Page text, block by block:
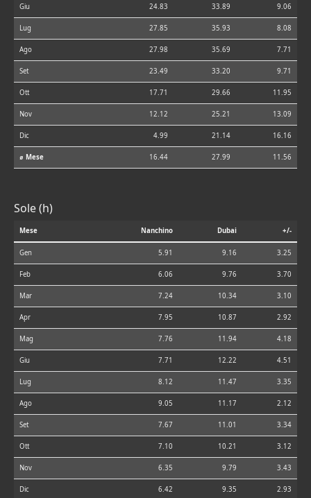
Giu 24.83 33.89 9.06
Lug 27.85 35.93 8.08
Ago 27.98 35.69 7.71
Set 23.49 33.20 9.71
Ott 17.71 29.66 11.95
Nov 12.12 25.21 13.09
Dic 4.99 21.14 16.16
⌀ Mese 16.44 27.99 11.56
Sole (h)
Mese Nanchino Dubai +/-
Gen 5.91 9.16 3.25
Feb 6.06 9.76 3.70
Mar 7.24 10.34 3.10
Apr 7.95 10.87 2.92
Mag 7.76 11.94 4.18
Giu 7.71 12.22 4.51
Lug 8.12 11.47 3.35
Ago 9.05 11.17 2.12
Set 7.67 11.01 3.34
Ott 7.10 10.21 3.12
Nov 6.35 9.79 3.43
Dic 6.42 9.35 2.93